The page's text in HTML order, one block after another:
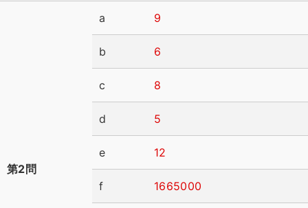
第2問
a 9
b 6
c 8
d 5
e 12
f 1665000